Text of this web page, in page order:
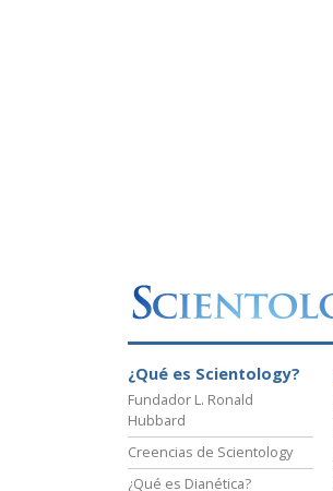
¿Qué es Scientology?
Fundador L. Ronald
Hubbard
Creencias de Scientology
¿Qué es Dianética?